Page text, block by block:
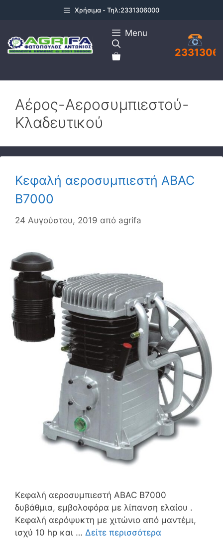
Χρήσιμα - Τηλ:2331306000
Menu
Αέρος-Αεροσυμπιεστού-
Κλαδευτικού
Κεφαλή αεροσυμπιεστή ABAC
B7000
24 Αυγούστου, 2019 από agrifa
Κεφαλή αεροσυμπιεστή ABAC B7000
δυβάθμια, εμβολοφόρα με λίπανση ελαίου .
Κεφαλή αερόψυκτη με χιτώνιο από μαντέμι,
ισχύ 10 hp και … Δείτε περισσότερα